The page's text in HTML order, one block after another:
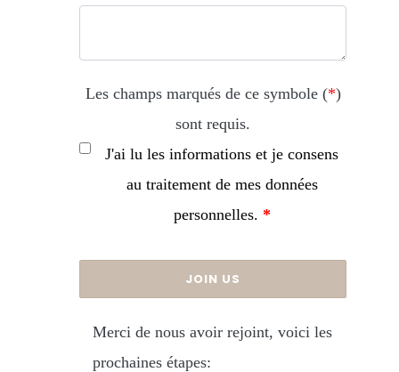
Les champs marqués de ce symbole (*)
sont requis.
J'ai lu les informations et je consens
au traitement de mes données
personnelles. *
Merci de nous avoir rejoint, voici les
prochaines étapes: